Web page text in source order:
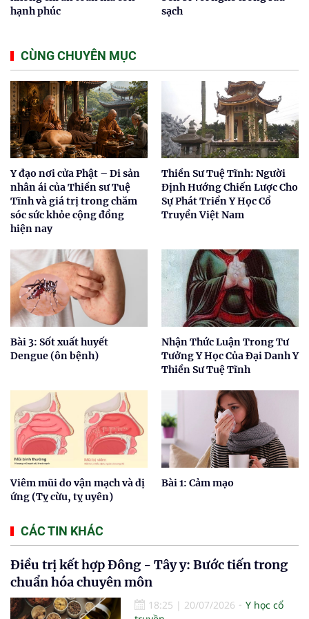
hạnh phúc
sạch
CÙNG CHUYÊN MỤC
Y đạo nơi cửa Phật – Di sản
nhân ái của Thiền sư Tuệ
Tĩnh và giá trị trong chăm
sóc sức khỏe cộng đồng
hiện nay
Thiền Sư Tuệ Tĩnh: Người
Định Hướng Chiến Lược Cho
Sự Phát Triển Y Học Cổ
Truyền Việt Nam
Bài 3: Sốt xuất huyết
Dengue (ôn bệnh)
Nhận Thức Luận Trong Tư
Tưởng Y Học Của Đại Danh Y
Thiền Sư Tuệ Tĩnh
Viêm mũi do vận mạch và dị
ứng (Tỵ cừu, tỵ uyên)
Bài 1: Cảm mạo
CÁC TIN KHÁC
Điều trị kết hợp Đông - Tây y: Bước tiến trong
chuẩn hóa chuyên môn
18:25 | 20/07/2026
Y học cổ